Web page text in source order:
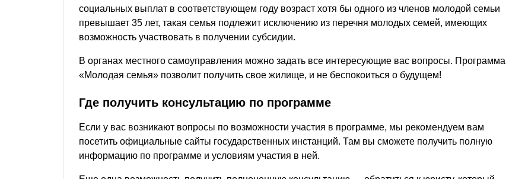
социальных выплат в соответствующем году возраст хотя бы одного из членов молодой семьи
превышает 35 лет, такая семья подлежит исключению из перечня молодых семей, имеющих
возможность участвовать в получении субсидии.
В органах местного самоуправления можно задать все интересующие вас вопросы. Программа
«Молодая семья» позволит получить свое жилище, и не беспокоиться о будущем!
Где получить консультацию по программе
Если у вас возникают вопросы по возможности участия в программе, мы рекомендуем вам
посетить официальные сайты государственных инстанций. Там вы сможете получить полную
информацию по программе и условиям участия в ней.